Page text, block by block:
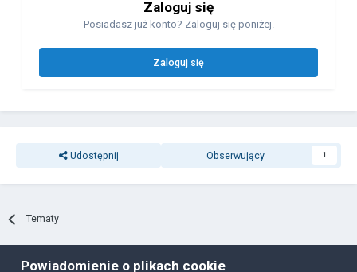
Zaloguj się
Posiadasz już konto? Zaloguj się poniżej.
Zaloguj się
Udostępnij Obserwujący 1
Tematy
Polityka prywatności Ciasteczka
Powiadomienie o plikach cookie